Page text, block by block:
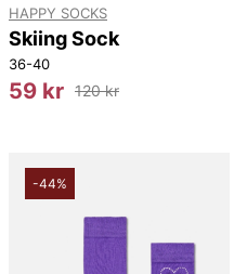
HAPPY SOCKS
Skiing Sock
36-40
59 kr 120 kr
-44%